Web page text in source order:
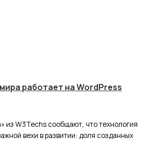
работает на WordPress
из W3Techs сообщают, что технология
вехи в развитии: доля созданных